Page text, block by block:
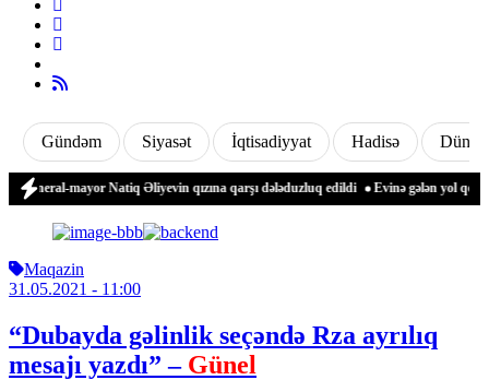
Gündəm Siyasət İqtisadiyyat Hadisə Dünya
General-mayor Natiq Əliyevin qızına qarşı dələduzluq edildi Evinə gələn yol
Maqazin
31.05.2021 - 11:00
“Dubayda gəlinlik seçəndə Rza ayrılıq
mesajı yazdı” – Günel